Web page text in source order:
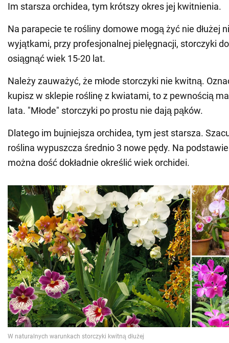
Im starsza orchidea, tym krótszy okres jej kwitnienia.
Na parapecie te rośliny domowe mogą żyć nie dłużej
wyjątkami, przy profesjonalnej pielęgnacji, storczyki
osiągnąć wiek 15-20 lat.
Należy zauważyć, że młode storczyki nie kwitną.
kupisz w sklepie roślinę z kwiatami, to z pewnością
lata. "Młode" storczyki po prostu nie dają pąków.
Dlatego im bujniejsza orchidea, tym jest starsza.
roślina wypuszcza średnio 3 nowe pędy. Na
można dość dokładnie określić wiek orchidei.